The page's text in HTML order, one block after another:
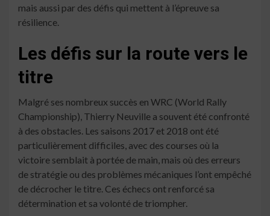
mais aussi par des défis qui mettent à l’épreuve sa
résilience.
Les défis sur la route vers le
titre
Malgré ses nombreux succès en WRC (World Rally
Championship), Thierry Neuville a souvent été confronté
à des obstacles. Les saisons 2017 et 2018 ont été
particulièrement difficiles, avec des courses où la
victoire semblait à portée de main, mais où des erreurs
de stratégie ou des problèmes mécaniques l’ont empêché
de décrocher le titre. Ces échecs ont renforcé sa
détermination et sa volonté de triompher.